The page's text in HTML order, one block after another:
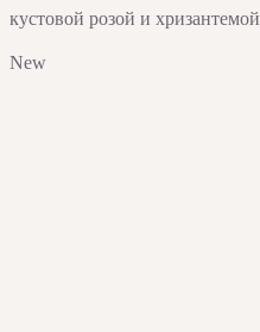
кустовой розой и хризантемой
New